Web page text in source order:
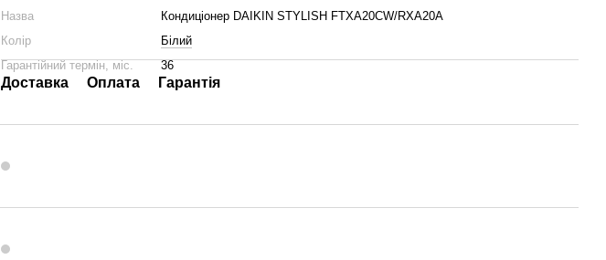
Назва
Кондиціонер DAIKIN STYLISH FTXA20CW/RXA20A
Колір
Білий
Гарантійний термін, міс.
36
Доставка Оплата Гарантія